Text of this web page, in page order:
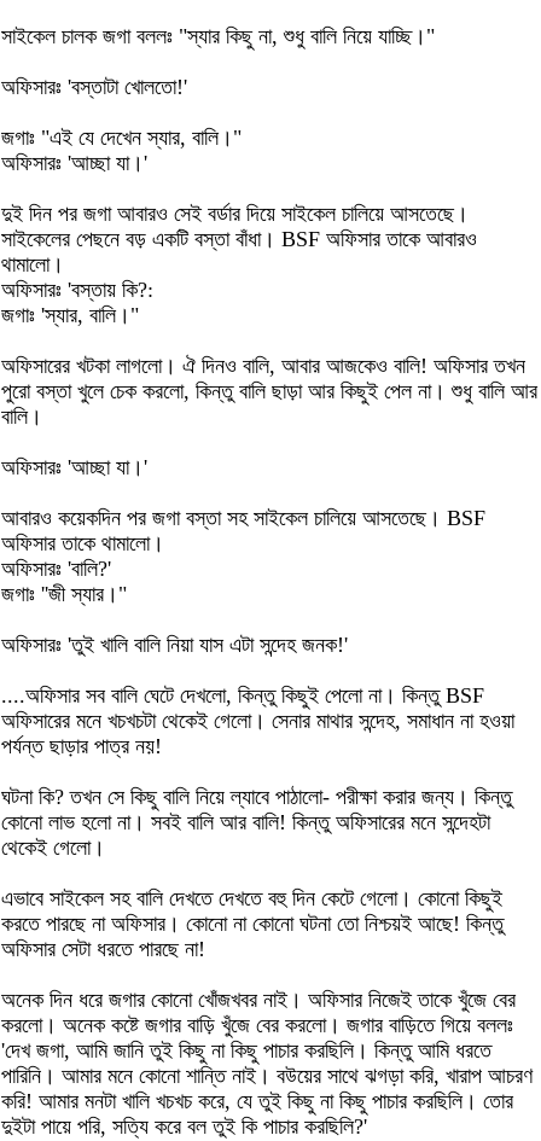
সাইকেল চালক জগা বললঃ "স্যার কিছু না, শুধু বালি নিয়ে যাচ্ছি।"
অফিসারঃ 'বস্তাটা খোলতো!'
জগাঃ "এই যে দেখেন স্যার, বালি।"
অফিসারঃ 'আচ্ছা যা।'
দুই দিন পর জগা আবারও সেই বর্ডার দিয়ে সাইকেল চালিয়ে আসতেছে।
সাইকেলের পেছনে বড় একটি বস্তা বাঁধা। BSF অফিসার তাকে আবারও
থামালো।
অফিসারঃ 'বস্তায় কি?:
জগাঃ 'স্যার, বালি।"
অফিসারের খটকা লাগলো। ঐ দিনও বালি, আবার আজকেও বালি! অফিসার তখন
পুরো বস্তা খুলে চেক করলো, কিন্তু বালি ছাড়া আর কিছুই পেল না। শুধু বালি আর
বালি।
অফিসারঃ 'আচ্ছা যা।'
আবারও কয়েকদিন পর জগা বস্তা সহ সাইকেল চালিয়ে আসতেছে। BSF
অফিসার তাকে থামালো।
অফিসারঃ 'বালি?'
জগাঃ ''জী স্যার।"
অফিসারঃ 'তুই খালি বালি নিয়া যাস এটা সন্দেহ জনক!'
....অফিসার সব বালি ঘেটে দেখলো, কিন্তু কিছুই পেলো না। কিন্তু BSF
অফিসারের মনে খচখচটা থেকেই গেলো। সেনার মাথার সন্দেহ, সমাধান না হওয়া
পর্যন্ত ছাড়ার পাত্র নয়!
ঘটনা কি? তখন সে কিছু বালি নিয়ে ল্যাবে পাঠালো- পরীক্ষা করার জন্য। কিন্তু
কোনো লাভ হলো না। সবই বালি আর বালি! কিন্তু অফিসারের মনে সন্দেহটা
থেকেই গেলো।
এভাবে সাইকেল সহ বালি দেখতে দেখতে বহু দিন কেটে গেলো। কোনো কিছুই
করতে পারছে না অফিসার। কোনো না কোনো ঘটনা তো নিশ্চয়ই আছে! কিন্তু
অফিসার সেটা ধরতে পারছে না!
অনেক দিন ধরে জগার কোনো খোঁজখবর নাই। অফিসার নিজেই তাকে খুঁজে বের
করলো। অনেক কষ্টে জগার বাড়ি খুঁজে বের করলো। জগার বাড়িতে গিয়ে বললঃ
'দেখ জগা, আমি জানি তুই কিছু না কিছু পাচার করছিলি। কিন্তু আমি ধরতে
পারিনি। আমার মনে কোনো শান্তি নাই। বউয়ের সাথে ঝগড়া করি, খারাপ আচরণ
করি! আমার মনটা খালি খচখচ করে, যে তুই কিছু না কিছু পাচার করছিলি। তোর
দুইটা পায়ে পরি, সত্যি করে বল তুই কি পাচার করছিলি?'